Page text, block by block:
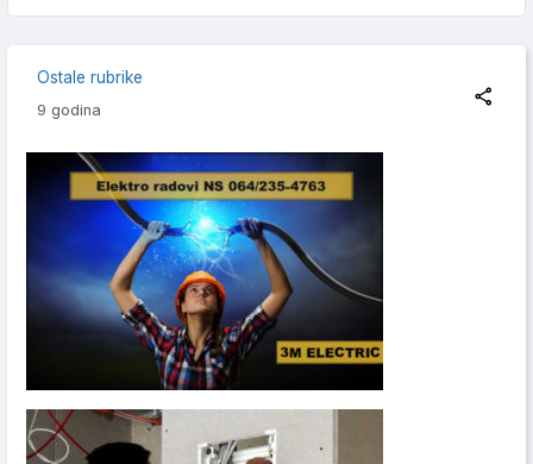
Ostale rubrike
9 godina